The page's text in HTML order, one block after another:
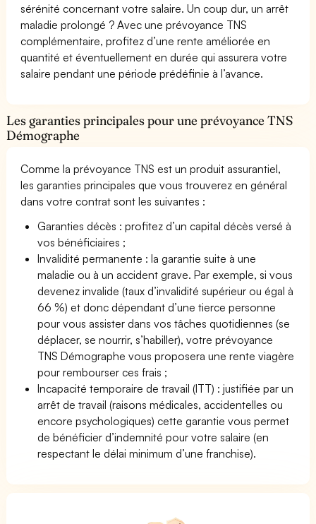
sérénité concernant votre salaire. Un coup dur, un arrêt
maladie prolongé ? Avec une prévoyance TNS
complémentaire, profitez d’une rente améliorée en
quantité et éventuellement en durée qui assurera votre
salaire pendant une période prédéfinie à l’avance.
Les garanties principales pour une prévoyance TNS
Démographe
Comme la prévoyance TNS est un produit assurantiel,
les garanties principales que vous trouverez en général
dans votre contrat sont les suivantes :
Garanties décès : profitez d’un capital décès versé à
vos bénéficiaires ;
Invalidité permanente : la garantie suite à une
maladie ou à un accident grave. Par exemple, si vous
devenez invalide (taux d’invalidité supérieur ou égal à
66 %) et donc dépendant d’une tierce personne
pour vous assister dans vos tâches quotidiennes (se
déplacer, se nourrir, s’habiller), votre prévoyance
TNS Démographe vous proposera une rente viagère
pour rembourser ces frais ;
Incapacité temporaire de travail (ITT) : justifiée par un
arrêt de travail (raisons médicales, accidentelles ou
encore psychologiques) cette garantie vous permet
de bénéficier d’indemnité pour votre salaire (en
respectant le délai minimum d’une franchise).